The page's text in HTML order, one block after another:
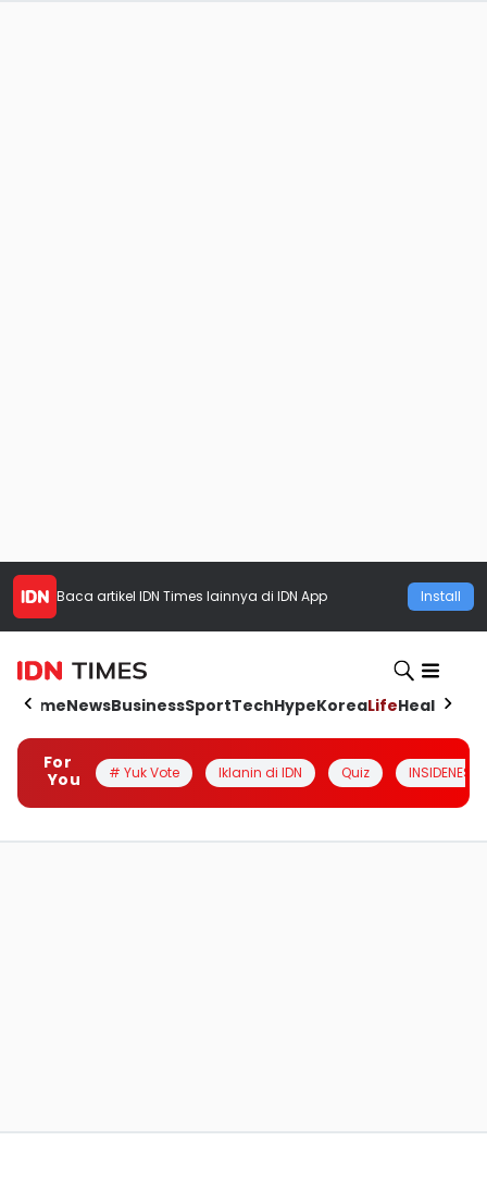
Baca artikel IDN Times lainnya di IDN App Install
HomeNewsBusinessSportTechHypeKoreaLifeHealth
For
You
# Yuk Vote Iklanin di IDN Quiz INSIDENESIA